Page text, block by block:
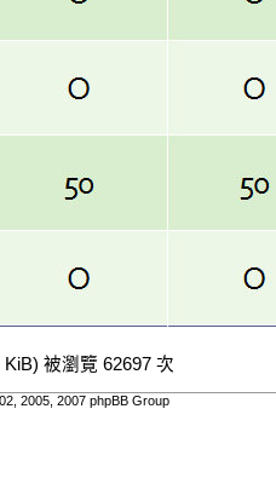
被瀏覽 62697 次
2005, 2007 phpBB Group